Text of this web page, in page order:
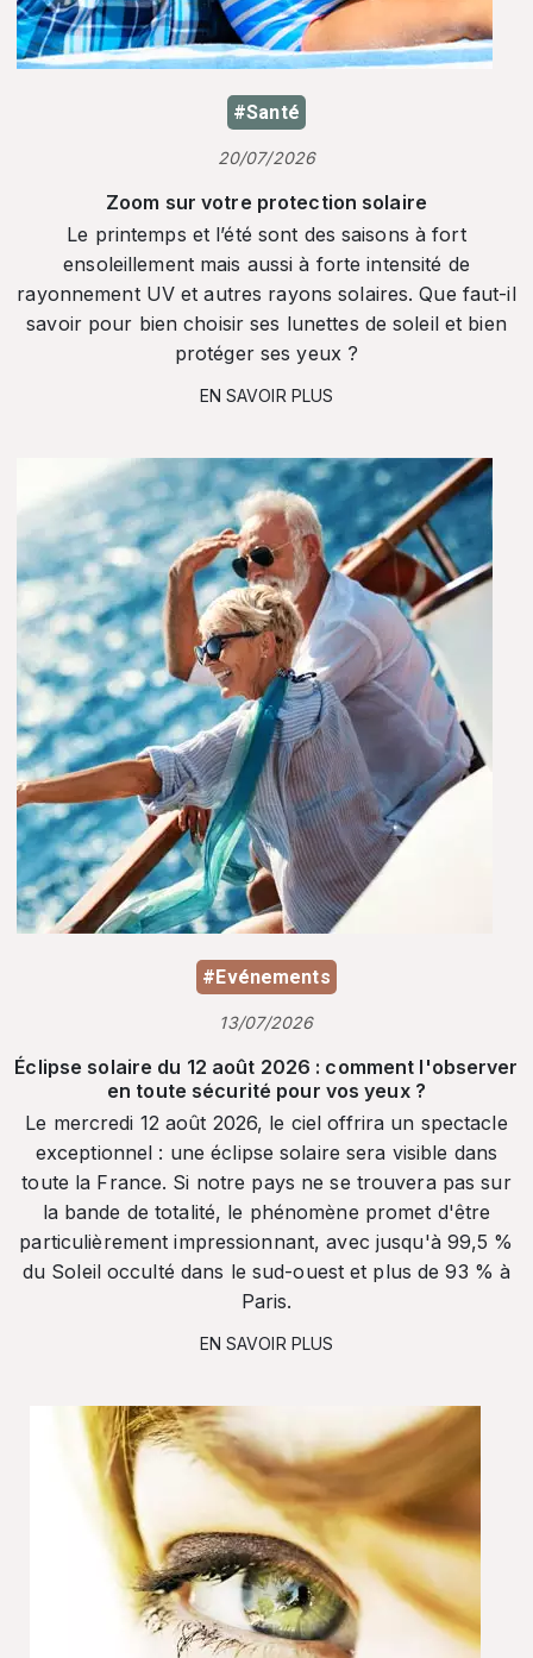
#Santé
20/07/2026
Zoom sur votre protection solaire
Le printemps et l’été sont des saisons à fort
ensoleillement mais aussi à forte intensité de
rayonnement UV et autres rayons solaires. Que faut-il
savoir pour bien choisir ses lunettes de soleil et bien
protéger ses yeux ?
EN SAVOIR PLUS
#Evénements
13/07/2026
Éclipse solaire du 12 août 2026 : comment l'observer
en toute sécurité pour vos yeux ?
Le mercredi 12 août 2026, le ciel offrira un spectacle
exceptionnel : une éclipse solaire sera visible dans
toute la France. Si notre pays ne se trouvera pas sur
la bande de totalité, le phénomène promet d'être
particulièrement impressionnant, avec jusqu'à 99,5 %
du Soleil occulté dans le sud-ouest et plus de 93 % à
Paris.
EN SAVOIR PLUS